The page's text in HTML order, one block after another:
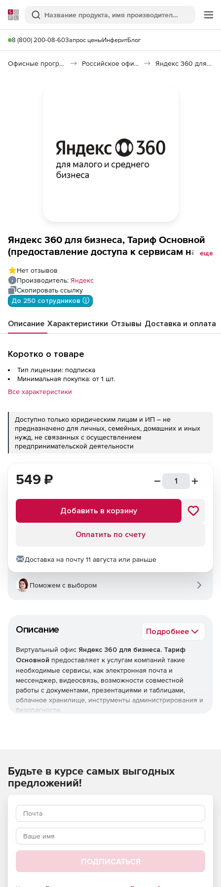
Softline
Поиск
8 (800) 200-08-60Запрос ценыИнферитБлог
Офисные программы Российское офисное ПО (Импортозамещение) Яндекс 360 для бизнеса. Тариф Основной
Яндекс 360 для бизнеса, Тариф Основной
(предоставление доступа к сервисам на 1еще
Нет отзывов
Производитель: Яндекс
Скопировать ссылку
До 250 сотрудников ⓘ
Описание Характеристики Отзывы Доставка и оплата
Коротко о товаре
Тип лицензии: подписка
Минимальная покупка: от 1 шт.
Все характеристики
Доступно только юридическим лицам и ИП – не
предназначено для личных, семейных, домашних и иных
нужд, не связанных с осуществлением
предпринимательской деятельности
Описание Подробнее
Виртуальный офис Яндекс 360 для бизнеса. Тариф
Основной предоставляет к услугам компаний такие
необходимые сервисы, как электронная почта и
мессенджер, видеосвязь, возможности совместной
работы с документами, презентациями и таблицами,
облачное хранилище, инструменты администрирования и
безопасности.
В Яндекс 360 для бизнеса
входят:
Почта
Корпоративная электронная почта Яндекса
предоставляет доступ к неограниченному количеству
почтовых ящиков и адресной книге, общей для всех
специалистов компании. Почтовый сервис включает
встроенный спам-фильтр, защиту от взлома и
автоматическую проверку на вирусы.
549 ₽
Добавить в корзину
Оплатить по счету
Доставка на почту 11 августа или раньше
Поможем с выбором
Будьте в курсе самых выгодных
предложений!
ПОДПИСАТЬСЯ